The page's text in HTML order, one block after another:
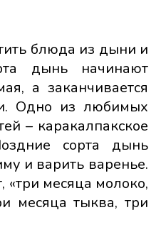
блюда из дыни и
дынь начинают
а заканчивается
Одно из любимых
– каракалпакское
сорта дынь
и варить варенье.
«три месяца молоко,
месяца тыква, три